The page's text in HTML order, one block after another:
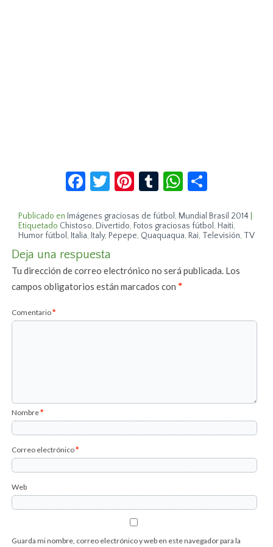
Facebook
Twitter
Pinterest
TumblrWhatsApp
Publicado en Imágenes graciosas de fútbol, Mundial Brasil 2014
Etiquetado Chistoso, Divertido, Fotos graciosas fútbol, Haiti,
Humor fútbol, Italia, Italy, Pepepe, Quaquaqua, Rai, Televisión, TV
Deja una respuesta
Tu dirección de correo electrónico no será publicada. Los
campos obligatorios están marcados con*
Comentario*
Nombre*
Correo electrónico*
Web
Guarda mi nombre, correo electrónico y web en este navegador para la